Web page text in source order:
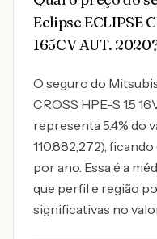
Eclipse ECLIPSE
165CV AUT.
O seguro do
CROSS HPE-S 1.5
representa 5.4% do
110.882,272),
por ano. Essa é a
que perfil e região
significativas no